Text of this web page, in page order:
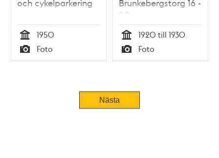
och cykelparkering
Tid
1950
Typ
Foto
Brunkebergstorg 16 -
20
Tid
1920 till 1930
Typ
Foto
TidigareNästa